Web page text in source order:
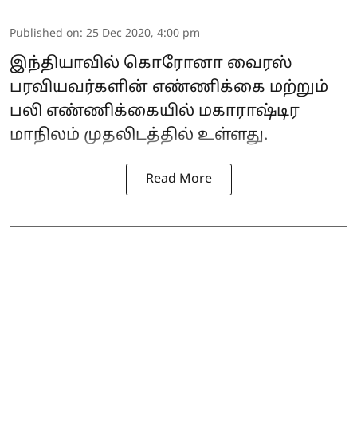
Published on: 25 Dec 2020, 4:00 pm
இந்தியாவில் கொரோனா வைரஸ்
பரவியவர்களின் எண்ணிக்கை மற்றும்
பலி எண்ணிக்கையில் மகாராஷ்டிர
மாநிலம் முதலிடத்தில் உள்ளது.
Read More